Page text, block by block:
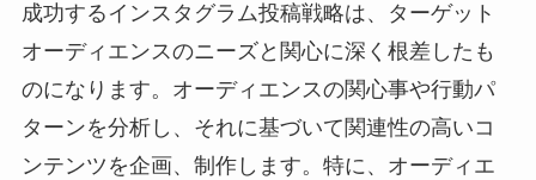
成功するインスタグラム投稿戦略は、ターゲット
オーディエンスのニーズと関心に深く根差したも
のになります。オーディエンスの関心事や行動パ
ターンを分析し、それに基づいて関連性の高いコ
ンテンツを企画、制作します。特に、オーディエ